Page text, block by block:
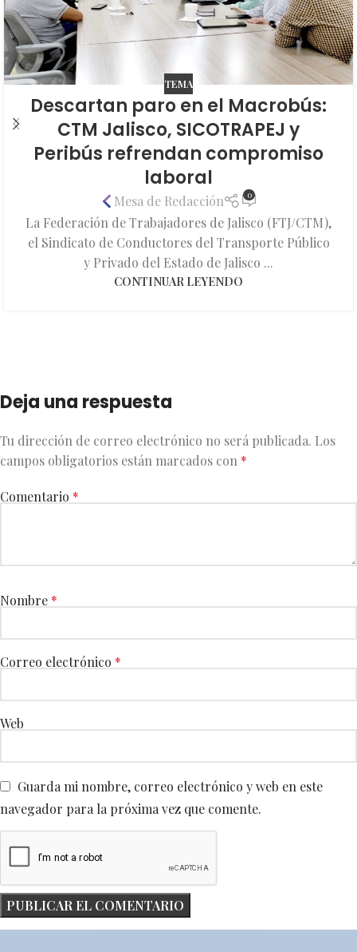
TEMA
Descartan paro en el Macrobús:
CTM Jalisco, SICOTRAPEJ y
Peribús refrendan compromiso
laboral
Mesa de Redacción 0
La Federación de Trabajadores de Jalisco (FTJ/CTM),
el Sindicato de Conductores del Transporte Público
y Privado del Estado de Jalisco ...
CONTINUAR LEYENDO
Deja una respuesta
Tu dirección de correo electrónico no será publicada. Los
campos obligatorios están marcados con *
Comentario *
Nombre *
Correo electrónico *
Web
Guarda mi nombre, correo electrónico y web en este
navegador para la próxima vez que comente.